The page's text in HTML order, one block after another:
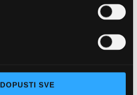
DOPUSTI SVE